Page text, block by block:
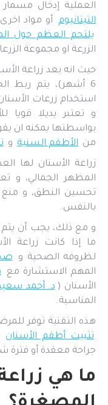
العملية إدخال
التيتانيوم
أو مواد
يلتحم العظم حول
الزرعة او مجموعة
6 أشهر)، يتم ربط
استخدام زرعات
و تعتبر بديلا قويا
بواسطتها يمكنه ان
من الأطقم السنية و
زراعة الأسنان لها
المظهر الجمالي، و
تحسين النطق، و منع
بالنفس.
و مع ذلك، يجب أن يتم
ما إذا كانت زراعة
لظروفه الصحية و
المهم الاستشارة مع
الأسنان ( د. أحمد
المناسبة.
هذه التقنية توفر
تثبيت أطقم الأسنان
جراحة معقدة أو فترة
ما هي